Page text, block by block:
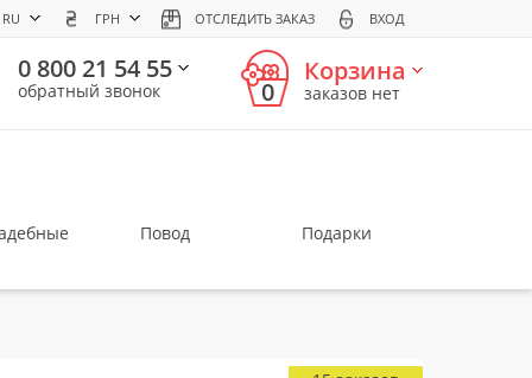
RU ГРН ОТСЛЕДИТЬ ЗАКАЗ ВХОД
0 800 21 54 55
обратный звонок 0
Корзина
заказов нет
Повод Подарки